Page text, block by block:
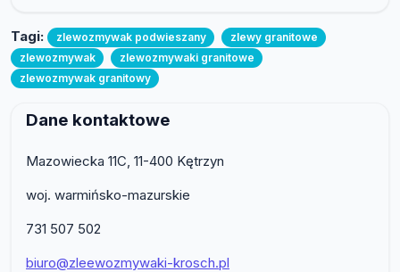
Tagi: zlewozmywak podwieszany
zlewy granitowe
zlewozmywak
zlewozmywaki granitowe
zlewozmywak granitowy
Dane kontaktowe
Mazowiecka 11C, 11-400 Kętrzyn
woj. warmińsko-mazurskie
731 507 502
biuro@zleewozmywaki-krosch.pl